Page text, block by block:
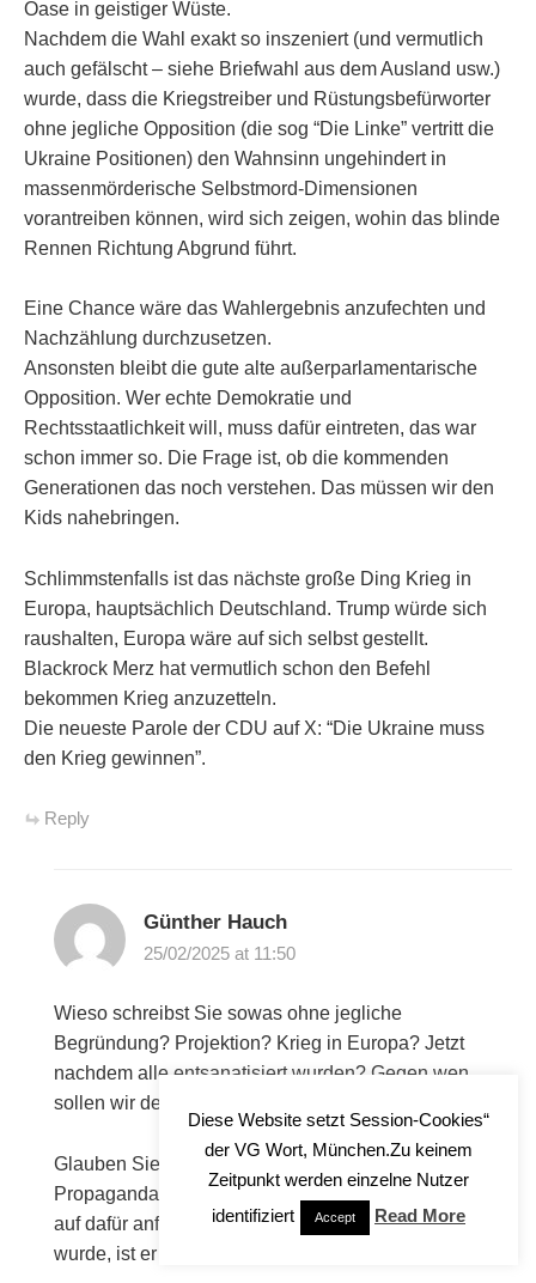
Oase in geistiger Wüste.
Nachdem die Wahl exakt so inszeniert (und vermutlich
auch gefälscht – siehe Briefwahl aus dem Ausland usw.)
wurde, dass die Kriegstreiber und Rüstungsbefürworter
ohne jegliche Opposition (die sog “Die Linke” vertritt die
Ukraine Positionen) den Wahnsinn ungehindert in
massenmörderische Selbstmord-Dimensionen
vorantreiben können, wird sich zeigen, wohin das blinde
Rennen Richtung Abgrund führt.
Eine Chance wäre das Wahlergebnis anzufechten und
Nachzählung durchzusetzen.
Ansonsten bleibt die gute alte außerparlamentarische
Opposition. Wer echte Demokratie und
Rechtsstaatlichkeit will, muss dafür eintreten, das war
schon immer so. Die Frage ist, ob die kommenden
Generationen das noch verstehen. Das müssen wir den
Kids nahebringen.
Schlimmstenfalls ist das nächste große Ding Krieg in
Europa, hauptsächlich Deutschland. Trump würde sich
raushalten, Europa wäre auf sich selbst gestellt.
Blackrock Merz hat vermutlich schon den Befehl
bekommen Krieg anzuzetteln.
Die neueste Parole der CDU auf X: “Die Ukraine muss
den Krieg gewinnen”.
Reply
Günther Hauch
25/02/2025 at 11:50
Wieso schreibst Sie sowas ohne jegliche
Begründung? Projektion? Krieg in Europa? Jetzt
nachdem alle entsanatisiert wurden? Gegen wen
sollen wir den Kreig machen? Eskimos?
Glauben Sie nicht alles, was die feindliche
Propaganda-Matrix verbreiter. Leider ist der BongChef
auf dafür anfällig, seit die Prohibition aufgehoben
wurde, ist er nicht mehr ganz der alte.
Diese Website setzt Session-Cookies“
der VG Wort, München.Zu keinem
Zeitpunkt werden einzelne Nutzer
identifiziert
Accept Read More